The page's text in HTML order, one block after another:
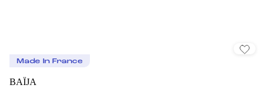
Made In France
BAÏJA